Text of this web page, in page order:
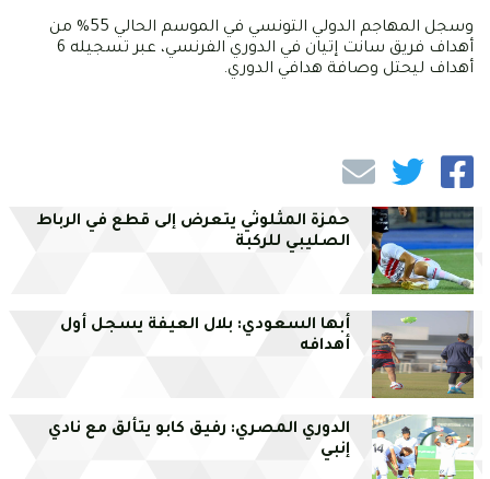
وسجل المهاجم الدولي التونسي في الموسم الحالي 55% من
أهداف فريق سانت إتيان في الدوري الفرنسي، عبر تسجيله 6
أهداف ليحتل وصافة هدافي الدوري.
حمزة المثلوثي يتعرض إلى قطع في الرباط
الصليبي للركبة
أبها السعودي: بلال العيفة يسجل أول
أهدافه
الدوري المصري: رفيق كابو يتألق مع نادي
إنبي